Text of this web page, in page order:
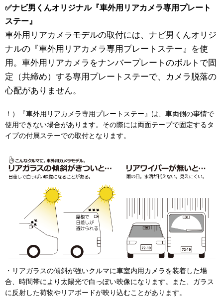
✅ナビ男くんオリジナル『車外用リアカメラ専用プレート
ステー』
車外用リアカメラモデルの取付には、ナビ男くんオリジ
ナルの『車外用リアカメラ専用プレートステー』を使
用。車外用リアカメラをナンバープレートのボルトで固
定（共締め）する専用プレートステーで、カメラ脱落の
心配がありません。
！）『車外用リアカメラ専用プレートステー』は、車両側の事情で
使用できない場合があります。その際には両面テープで固定するタ
イプの付属ステーでの取付となります。
・リアガラスの傾斜が強いクルマに車室内用カメラを装着した場
合、時間帯により太陽光で白っぽい映像になります。また、ガラス
に反射した荷物やリアボードが映り込むことがあります。